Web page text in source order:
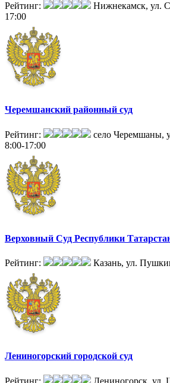
Рейтинг: Нижнекамск, ул.
17:00
Черемшанский районный суд
Рейтинг:
село Черемшаны,
8:00-17:00
Верховный Суд Республики
Рейтинг: Казань, ул.
Лениногорский городской суд
Рейтинг: Лениногорск, ул.